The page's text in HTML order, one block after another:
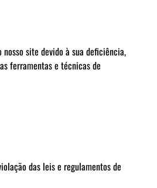
site devido à sua deficiência,
ferramentas e técnicas de
das leis e regulamentos de